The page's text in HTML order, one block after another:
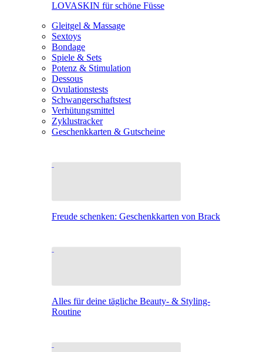
LOVASKIN für schöne Füsse
Gleitgel & Massage
Sextoys
Bondage
Spiele & Sets
Potenz & Stimulation
Dessous
Ovulationstests
Schwangerschaftstest
Verhütungsmittel
Zyklustracker
Geschenkkarten & Gutscheine
Freude schenken: Geschenkkarten von Brack
Alles für deine tägliche Beauty- & Styling-
Routine